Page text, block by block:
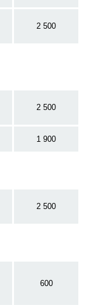
2 500
2 500
1 900
2 500
600